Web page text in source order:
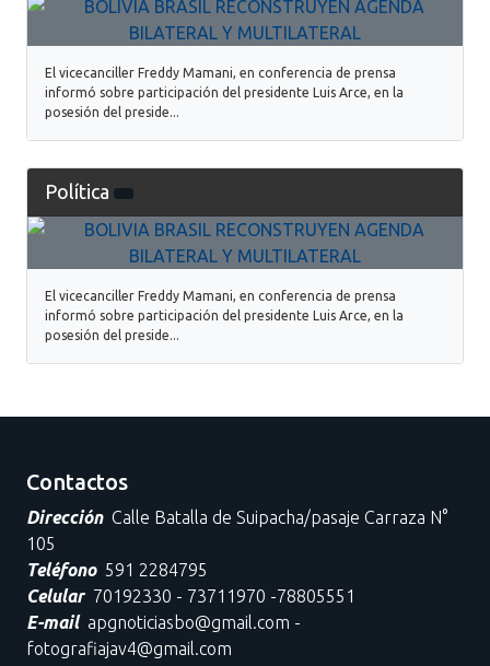
El vicecanciller Freddy Mamani, en conferencia de prensa
informó sobre participación del presidente Luis Arce, en la
posesión del preside...
Política
El vicecanciller Freddy Mamani, en conferencia de prensa
informó sobre participación del presidente Luis Arce, en la
posesión del preside...
Contactos
Dirección Calle Batalla de Suipacha/pasaje Carraza N°
105
Teléfono 591 2284795
Celular 70192330 - 73711970 -78805551
E-mail apgnoticiasbo@gmail.com -
fotografiajav4@gmail.com